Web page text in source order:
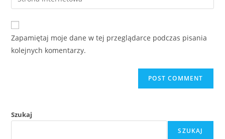
Zapamiętaj moje dane w tej przeglądarce podczas pisania
kolejnych komentarzy.
Szukaj
SZUKAJ